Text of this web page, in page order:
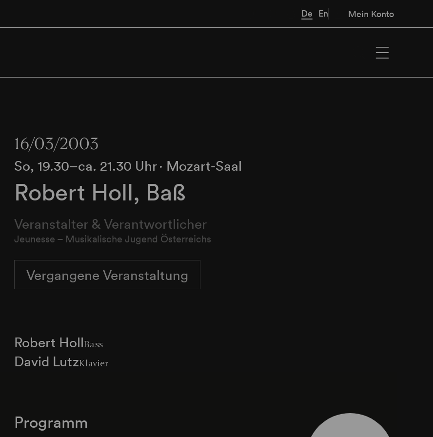
De En Mein Konto
16/03/2003
So, 19.30–ca. 21.30 Uhr∙ Mozart-Saal
Robert Holl, Baß
Veranstalter & Verantwortlicher
Jeunesse – Musikalische Jugend Österreichs
Vergangene Veranstaltung
Robert HollBass
David LutzKlavier
Programm